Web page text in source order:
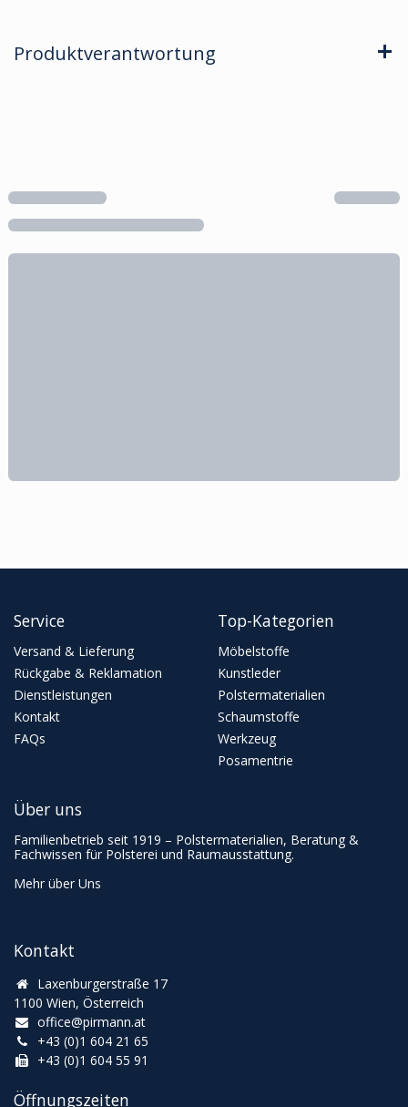
Produktverantwortung
Service
Versand & Lieferung
Rückgabe & Reklamation
Dienstleistungen
Kontakt
FAQs
Top-Kategorien
Möbelstoffe
Kunstleder
Polstermaterialien
Schaumstoffe
Werkzeug
Posamentrie
Kontakt
Laxenburgerstraße 17
1100 Wien, Österreich
office@pirmann.at
+43 (0)1 604 21 65
+43 (0)1 604 55 91
Öffnungszeiten
Über uns
Familienbetrieb seit 1919 – Polstermaterialien, Beratung &
Fachwissen für Polsterei und Raumausstattung.
Mehr über Uns